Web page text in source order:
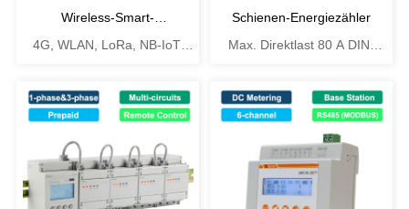
Wireless-Smart-
Energiezähler
4G, WLAN, LoRa, NB-IoT,
Schienen-Energiezähler
Max. Direktlast 80 A DIN-